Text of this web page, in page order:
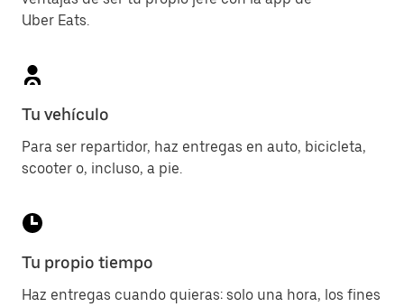
Uber Eats.
Tu vehículo
Para ser repartidor, haz entregas en auto, bicicleta,
scooter o, incluso, a pie.
Tu propio tiempo
Haz entregas cuando quieras: solo una hora, los fines